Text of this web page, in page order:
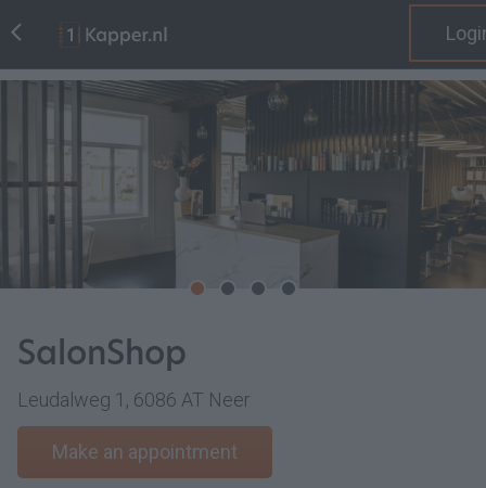
SalonShop
Leudalweg 1, 6086 AT Neer
Make an appointment